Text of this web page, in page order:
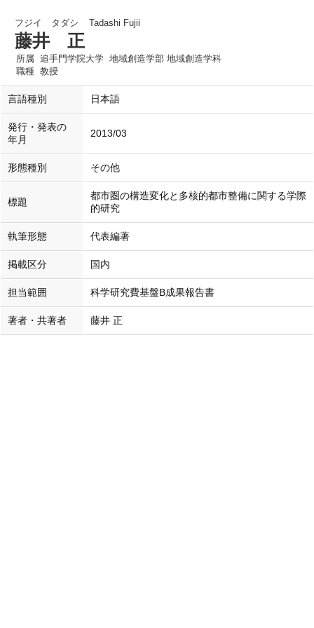
フジイ タダシ Tadashi Fujii
藤井 正
所属 追手門学院大学 地域創造学部 地域創造学科
職種 教授
言語種別 日本語
発行・発表の
年月
2013/03
形態種別 その他
標題
都市圏の構造変化と多核的都市整備に関する学際
的研究
執筆形態 代表編著
掲載区分 国内
担当範囲 科学研究費基盤B成果報告書
著者・共著者 藤井 正